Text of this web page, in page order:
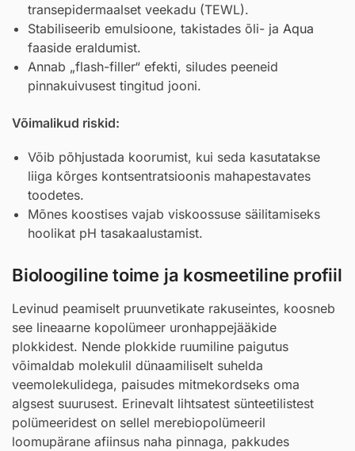
transepidermaalset veekadu (TEWL).
Stabiliseerib emulsioone, takistades õli- ja Aqua
faaside eraldumist.
Annab „flash-filler“ efekti, siludes peeneid
pinnakuivusest tingitud jooni.
Võimalikud riskid:
Võib põhjustada koorumist, kui seda kasutatakse
liiga kõrges kontsentratsioonis mahapestavates
toodetes.
Mõnes koostises vajab viskoossuse säilitamiseks
hoolikat pH tasakaalustamist.
Bioloogiline toime ja kosmeetiline profiil
Levinud peamiselt pruunvetikate rakuseintes, koosneb
see lineaarne kopolümeer uronhappejääkide
plokkidest. Nende plokkide ruumiline paigutus
võimaldab molekulil dünaamiliselt suhelda
veemolekulidega, paisudes mitmekordseks oma
algsest suurusest. Erinevalt lihtsatest sünteetilistest
polümeeridest on sellel merebiopolümeeril
loomupärane afiinsus naha pinnaga, pakkudes